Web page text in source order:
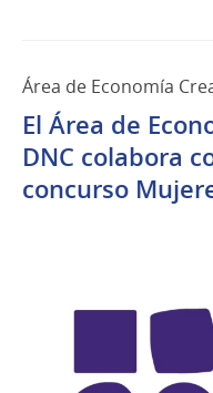
Área de Economía
El Área de
DNC colabora
concurso